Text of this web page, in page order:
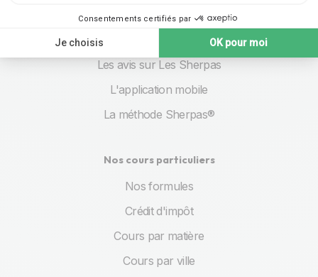
Qui sommes-nous
Les avis sur Les Sherpas
L'application mobile
La méthode Sherpas®
Nos cours particuliers
Nos formules
Crédit d'impôt
Cours par matière
Cours par ville